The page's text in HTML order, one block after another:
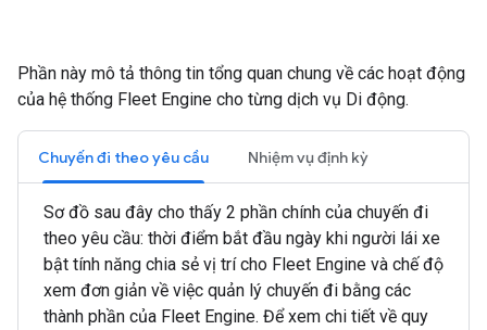
Phần này mô tả thông tin tổng quan chung về các hoạt động
của hệ thống Fleet Engine cho từng dịch vụ Di động.
Chuyến đi theo yêu cầu Nhiệm vụ định kỳ
Sơ đồ sau đây cho thấy 2 phần chính của chuyến đi
theo yêu cầu: thời điểm bắt đầu ngày khi người lái xe
bật tính năng chia sẻ vị trí cho Fleet Engine và chế độ
xem đơn giản về việc quản lý chuyến đi bằng các
thành phần của Fleet Engine. Để xem chi tiết về quy